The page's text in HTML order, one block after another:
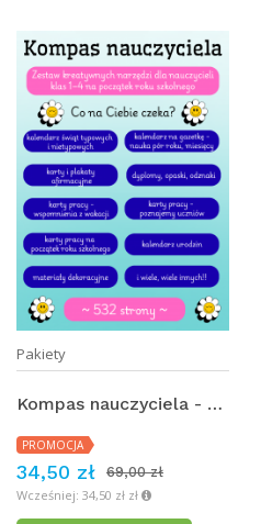
Pakiety
Kompas nauczyciela - zestaw kreatywnych narzędzi dla nauczycieli klas 1–4 na początek roku szkolnego
PROMOCJA
34,50 zł
69,00 zł
Wcześniej: 34,50 zł zł